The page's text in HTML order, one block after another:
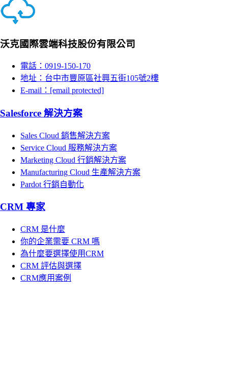
沃克國際雲端科技股份有限公司
電話：0919-150-170
地址：台中市豐原區社興五街105號2樓
E-mail： [email protected]
Salesforce 解決方案
Sales Cloud 銷售解決方案
Service Cloud 服務解決方案
Marketing Cloud 行銷解決方案
Manufacturing Cloud 生產解決方案
Pardot 行銷自動化
CRM 專家
CRM 是什麼
你的企業需要 CRM 嗎
為什麼要選擇使用CRM
CRM 評估與選擇
CRM應用案例